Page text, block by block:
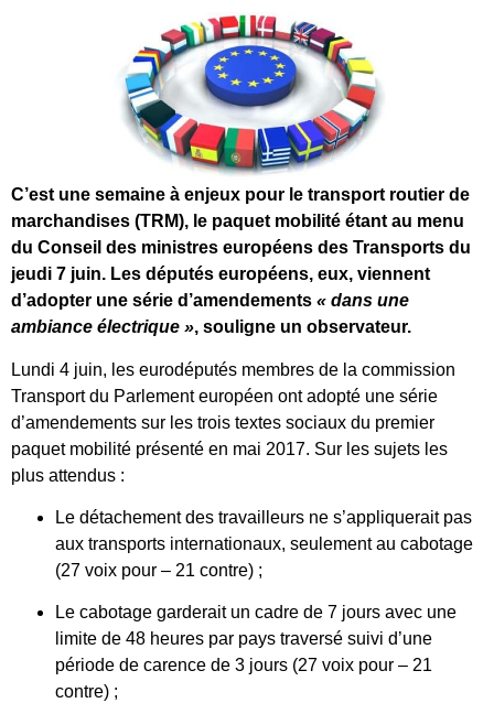
C’est une semaine à enjeux pour le transport routier de
marchandises (TRM), le paquet mobilité étant au menu
du Conseil des ministres européens des Transports du
jeudi 7 juin. Les députés européens, eux, viennent
d’adopter une série d’amendements « dans une
ambiance électrique », souligne un observateur.
Lundi 4 juin, les eurodéputés membres de la commission
Transport du Parlement européen ont adopté une série
d’amendements sur les trois textes sociaux du premier
paquet mobilité présenté en mai 2017. Sur les sujets les
plus attendus :
Le détachement des travailleurs ne s’appliquerait pas
aux transports internationaux, seulement au cabotage
(27 voix pour – 21 contre) ;
Le cabotage garderait un cadre de 7 jours avec une
limite de 48 heures par pays traversé suivi d’une
période de carence de 3 jours (27 voix pour – 21
contre) ;